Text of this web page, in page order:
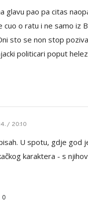
glavu pao pa citas
cuo o ratu i ne samo iz
sto se non stop
politicari poput
/ 20:10
U spotu, gdje god
karaktera - s
0